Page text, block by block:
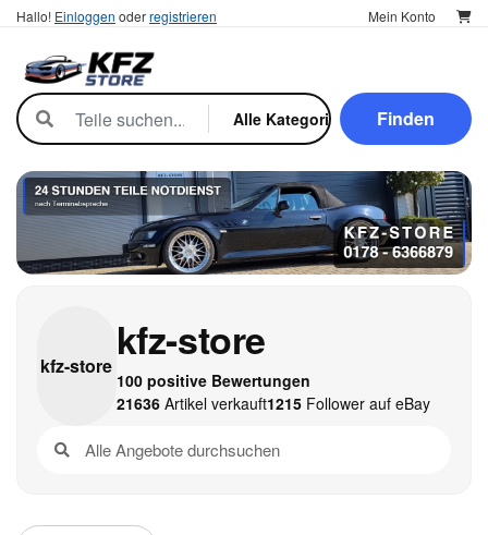
Hallo! Einloggen oderregistrieren Mein Konto
Finden
kfz-store
kfz-store
100 positive Bewertungen
21636Artikel verkauft1215Follower auf eBay